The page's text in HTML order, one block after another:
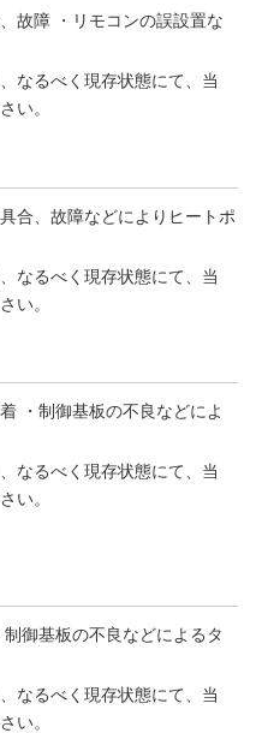
故障 ・リモコンの誤設置な
なるべく現存状態にて、当
い。
合、故障などによりヒートポ
なるべく現存状態にて、当
い。
・制御基板の不良などによ
なるべく現存状態にて、当
い。
制御基板の不良などによるタ
なるべく現存状態にて、当
い。